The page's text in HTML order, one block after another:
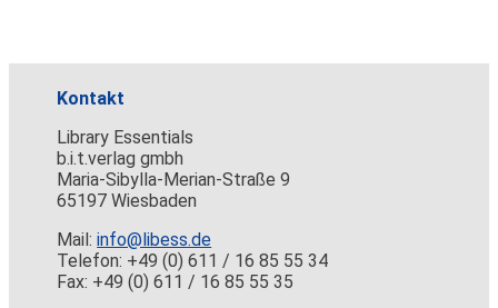
Kontakt
Library Essentials
b.i.t.verlag gmbh
Maria-Sibylla-Merian-Straße 9
65197 Wiesbaden
Mail:info@libess.de
Telefon: +49 (0) 611 / 16 85 55 34
Fax: +49 (0) 611 / 16 85 55 35